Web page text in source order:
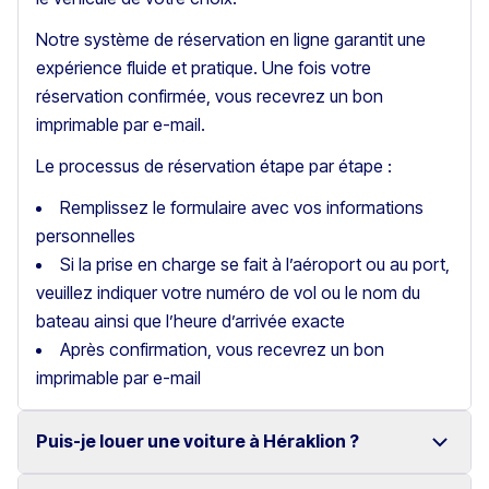
Notre système de réservation en ligne garantit une
expérience fluide et pratique. Une fois votre
réservation confirmée, vous recevrez un bon
imprimable par e-mail.
Le processus de réservation étape par étape :
Remplissez le formulaire avec vos informations
personnelles
Si la prise en charge se fait à l’aéroport ou au port,
veuillez indiquer votre numéro de vol ou le nom du
bateau ainsi que l’heure d’arrivée exacte
Après confirmation, vous recevrez un bon
imprimable par e-mail
Puis-je louer une voiture à Héraklion ?